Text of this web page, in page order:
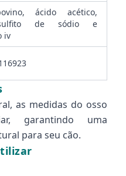
ácido acético,
de sódio e
iv
as medidas do osso
garantindo uma
para seu cão.